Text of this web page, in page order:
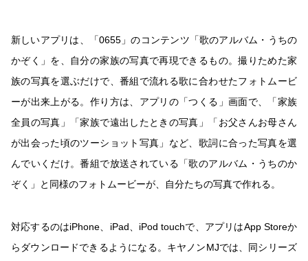
新しいアプリは、「0655」のコンテンツ「歌のアルバム・うちの
かぞく」を、自分の家族の写真で再現できるもの。撮りためた家
族の写真を選ぶだけで、番組で流れる歌に合わせたフォトムービ
ーが出来上がる。作り方は、アプリの「つくる」画面で、「家族
全員の写真」「家族で遠出したときの写真」「お父さんお母さん
が出会った頃のツーショット写真」など、歌詞に合った写真を選
んでいくだけ。番組で放送されている「歌のアルバム・うちのか
ぞく」と同様のフォトムービーが、自分たちの写真で作れる。
対応するのはiPhone、iPad、iPod touchで、アプリはApp Storeか
らダウンロードできるようになる。キヤノンMJでは、同シリーズ